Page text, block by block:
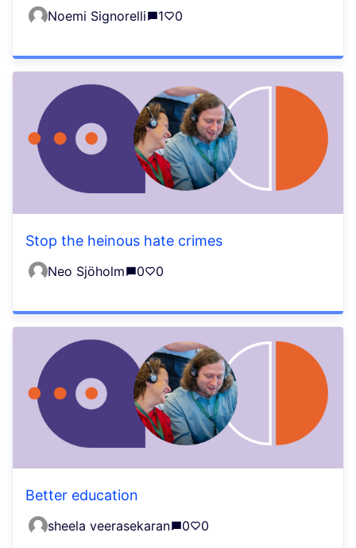
Noemi Signorelli 1 0
Stop the heinous hate crimes
Neo Sjöholm 0 0
Better education
sheela veerasekaran 0 0